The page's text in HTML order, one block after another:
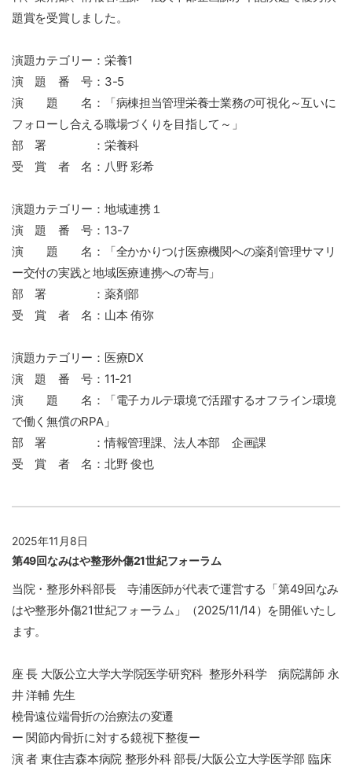
題賞を受賞しました。
演題カテゴリー：栄養1
演 題 番 号：3-5
演 題 名：「病棟担当管理栄養士業務の可視化～互いに
フォローし合える職場づくりを目指して～」
部 署 ：栄養科
受 賞 者 名：八野 彩希
演題カテゴリー：地域連携１
演 題 番 号：13-7
演 題 名：「全かかりつけ医療機関への薬剤管理サマリ
ー交付の実践と地域医療連携への寄与」
部 署 ：薬剤部
受 賞 者 名：山本 侑弥
演題カテゴリー：医療DX
演 題 番 号：11-21
演 題 名：「電子カルテ環境で活躍するオフライン環境
で働く無償のRPA」
部 署 ：情報管理課、法人本部 企画課
受 賞 者 名：北野 俊也
2025年11月8日
第49回なみはや整形外傷21世紀フォーラム
当院・整形外科部長 寺浦医師が代表で運営する「第49回なみ
はや整形外傷21世紀フォーラム」（2025/11/14）を開催いたし
ます。
座 長 大阪公立大学大学院医学研究科 整形外科学 病院講師 永
井 洋輔 先生
橈骨遠位端骨折の治療法の変遷
ー 関節内骨折に対する鏡視下整復ー
演 者 東住吉森本病院 整形外科 部長/大阪公立大学医学部 臨床